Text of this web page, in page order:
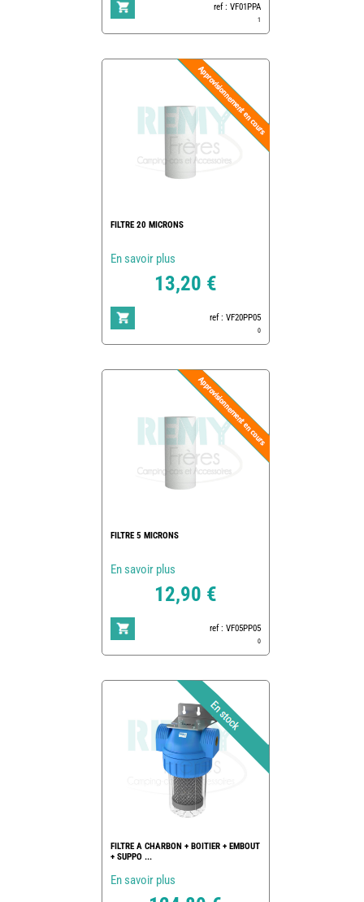
ref : VF01PPA
1
FILTRE 20 MICRONS
En savoir plus
13,20 €
ref : VF20PP05
0
FILTRE 5 MICRONS
En savoir plus
12,90 €
ref : VF05PP05
0
FILTRE A CHARBON + BOITIER + EMBOUT
+ SUPPO ...
En savoir plus